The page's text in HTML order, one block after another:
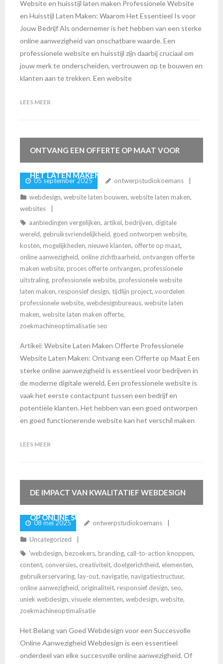
Website en huisstijl laten maken Professionele Website
en Huisstijl Laten Maken: Waarom Het Essentieel Is voor
Jouw Bedrijf Als ondernemer is het hebben van een sterke
online aanwezigheid van onschatbare waarde. Een
professionele website en huisstijl zijn daarbij cruciaal om
jouw merk te onderscheiden, vertrouwen op te bouwen en
klanten aan te trekken. Een website
LEES MEER
ONTVANG EEN OFFERTE OP MAAT VOOR
HET LATEN MAKEN VAN EEN WEBSITE
05 september 2025 ontwerpstudiokoemans
webdesign, website laten bouwen, website laten maken,
websites
aanbiedingen vergelijken, artikel, bedrijven, digitale
wereld, gebruiksvriendelijkheid, goed ontworpen website,
kosten, mogelijkheden, nieuwe klanten, offerte op maat,
online aanwezigheid, online zichtbaarheid, ontvangen offerte
maken website, proces offerte ontvangen, professionele
uitstraling, professionele website, professionele website
laten maken, responsief design, tijdlijn project, voordelen
professionele website, webdesignbureaus, website laten
maken, website laten maken offerte,
zoekmachineoptimalisatie seo
Artikel: Website Laten Maken Offerte Professionele
Website Laten Maken: Ontvang een Offerte op Maat Een
sterke online aanwezigheid is essentieel voor bedrijven in
de moderne digitale wereld. Een professionele website is
vaak het eerste contactpunt tussen een bedrijf en
potentiële klanten. Het hebben van een goed ontworpen
en goed functionerende website kan het verschil maken
LEES MEER
DE IMPACT VAN KWALITATIEF WEBDESIGN
OP ONLINE SUCCES
08 mei 2025 ontwerpstudiokoemans
Uncategorized
'webdesign, bezoekers, branding, call-to-action knoppen,
content, conversies, creativiteit, doelgerichtheid, elementen,
gebruikerservaring, lay-out, navigatie, navigatiestructuur,
online aanwezigheid, originaliteit, responsief design, seo,
uniek webdesign, visuele elementen, webdesign, website,
zoekmachineoptimalisatie
Het Belang van Goed Webdesign voor een Succesvolle
Online Aanwezigheid Webdesign is een essentieel
onderdeel van elke succesvolle online aanwezigheid. Of